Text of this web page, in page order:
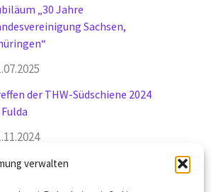
verwalten
„30 Jahre
Sachsen,
der THW-Südschiene 2024
und